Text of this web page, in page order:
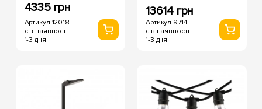
4335 грн
Артикул 12018
є в наявності
1-3 дня
13614 грн
Артикул 9714
є в наявності
1-3 дня